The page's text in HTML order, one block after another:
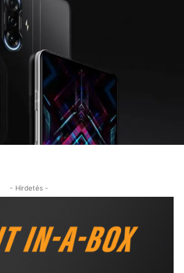
- Hirdetés -